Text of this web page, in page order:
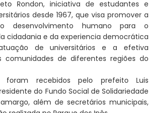
Rondon, iniciativa de estudantes e
desde 1967, que visa promover a
desenvolvimento humano para o
cidadania e da experiencia democrática
de universitários e a efetiva
comunidades de diferentes regiões do
foram recebidos pelo prefeito Luis
do Fundo Social de Solidariedade
além de secretários municipais,